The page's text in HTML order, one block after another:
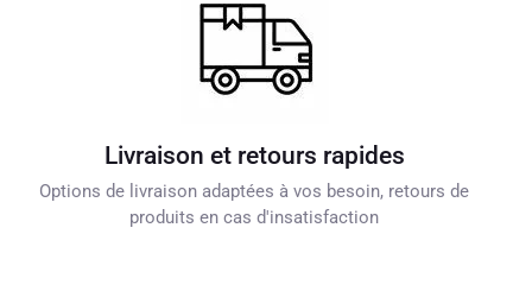
Livraison et retours rapides
Options de livraison adaptées à vos besoin, retours de
produits en cas d'insatisfaction